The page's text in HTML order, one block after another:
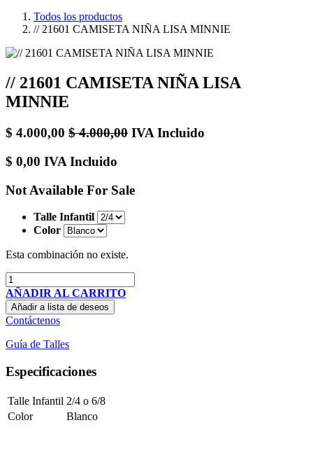
Todos los productos
// 21601 CAMISETA NIÑA LISA MINNIE
// 21601 CAMISETA NIÑA LISA
MINNIE
$ 4.000,00 $4.000,00 IVA Incluido
$ 0,00 IVA Incluido
Not Available For Sale
Talle Infantil
Color
Esta combinación no existe.
AÑADIR AL CARRITO
Añadir a lista de deseos
Contáctenos
Guía de Talles
Especificaciones
Talle Infantil 2/4 o 6/8
Color
Blanco